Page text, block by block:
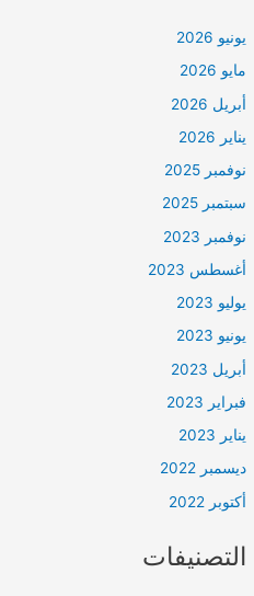
يونيو 2026
مايو 2026
أبريل 2026
يناير 2026
نوفمبر 2025
سبتمبر 2025
نوفمبر 2023
أغسطس 2023
يوليو 2023
يونيو 2023
أبريل 2023
فبراير 2023
يناير 2023
ديسمبر 2022
أكتوبر 2022
التصنيفات